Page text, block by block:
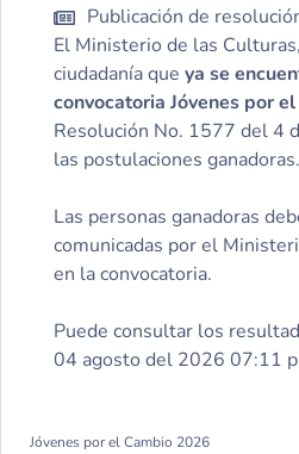
Publicación de
El Ministerio de las
ciudadanía que ya se
convocatoria Jóvenes por
Resolución No. 1577 del 4
las postulaciones ganadoras.
Las personas ganadoras
comunicadas por el
en la convocatoria.
Puede consultar los
04 agosto del 2026 07:11
Jóvenes por el Cambio 2026